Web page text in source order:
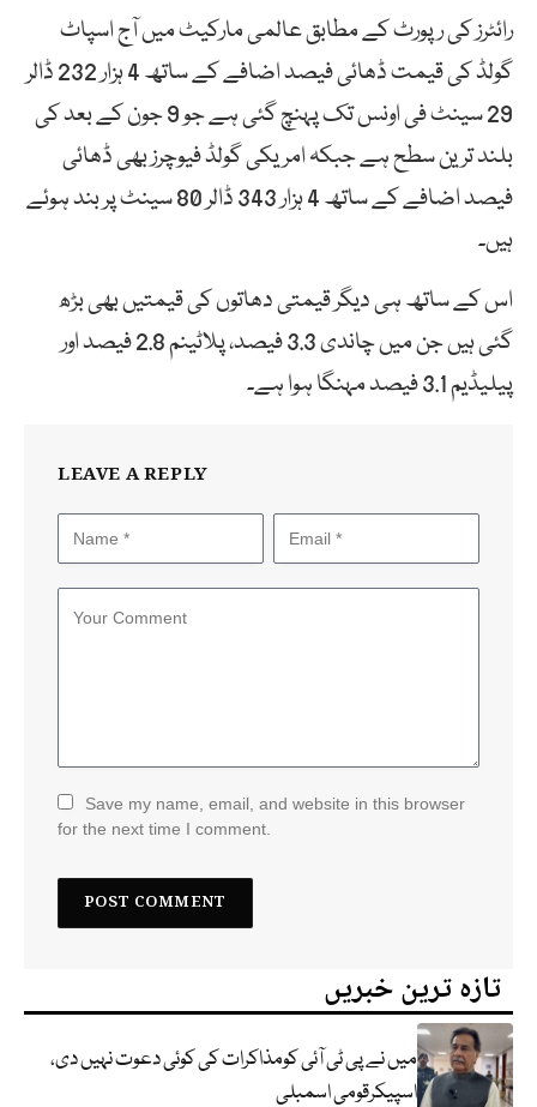
رائٹرز کی رپورٹ کے مطابق عالمی مارکیٹ میں آج اسپاٹ
گولڈ کی قیمت ڈھائی فیصد اضافے کے ساتھ 4 ہزار 232 ڈالر
29 سینٹ فی اونس تک پہنچ گئی ہے جو 9 جون کے بعد کی
بلند ترین سطح ہے جبکہ امریکی گولڈ فیوچرز بھی ڈھائی
فیصد اضافے کے ساتھ 4 ہزار 343 ڈالر 80 سینٹ پر بند ہوئے
ہیں۔
اس کے ساتھ ہی دیگر قیمتی دھاتوں کی قیمتیں بھی بڑھ
گئی ہیں جن میں چاندی 3.3 فیصد، پلاٹینم 2.8 فیصد اور
پیلیڈیم 3.1 فیصد مہنگا ہوا ہے۔
LEAVE A REPLY
Save my name, email, and website in this browser
for the next time I comment.
تازہ ترین خبریں
میں نے پی ٹی آئی کومذاکرات کی کوئی دعوت نہیں دی،
اسپیکرقومی اسمبلی